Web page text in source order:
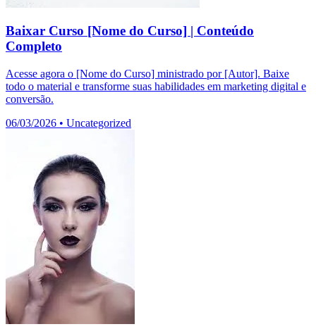
Baixar Curso [Nome do Curso] | Conteúdo
Completo
Acesse agora o [Nome do Curso] ministrado por [Autor]. Baixe
todo o material e transforme suas habilidades em marketing digital e
conversão.
06/03/2026 • Uncategorized